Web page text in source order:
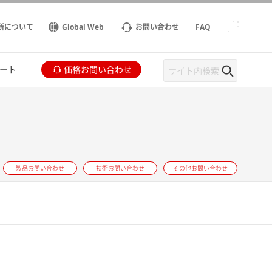
について Global Web お問い合わせ FAQ
ト 価格お問い合わせ
製品お問い合わせ 技術お問い合わせ その他お問い合わせ